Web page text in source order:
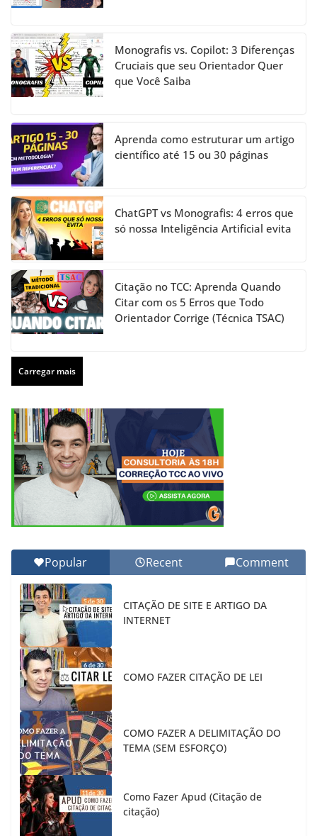
Monografis vs. Copilot: 3 Diferenças
Cruciais que seu Orientador Quer
que Você Saiba
Aprenda como estruturar um artigo
científico até 15 ou 30 páginas
ChatGPT vs Monografis: 4 erros que
só nossa Inteligência Artificial evita
Citação no TCC: Aprenda Quando
Citar com os 5 Erros que Todo
Orientador Corrige (Técnica TSAC)
Carregar mais
Popular Recent Comment
CITAÇÃO DE SITE E ARTIGO DA
INTERNET
COMO FAZER CITAÇÃO DE LEI
COMO FAZER A DELIMITAÇÃO DO
TEMA (SEM ESFORÇO)
Como Fazer Apud (Citação de
citação)